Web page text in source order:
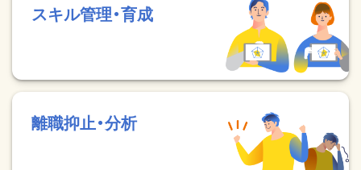
スキル管理・育成
離職抑止・分析